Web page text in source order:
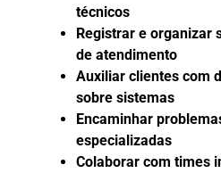
técnicos
Registrar e organizar
de atendimento
Auxiliar clientes com
sobre sistemas
Encaminhar
especializadas
Colaborar com times